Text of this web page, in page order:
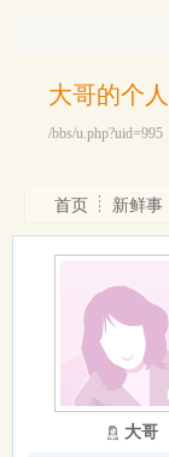
大哥的个
/bbs/u.php?uid=995
首页 新鲜事
大哥